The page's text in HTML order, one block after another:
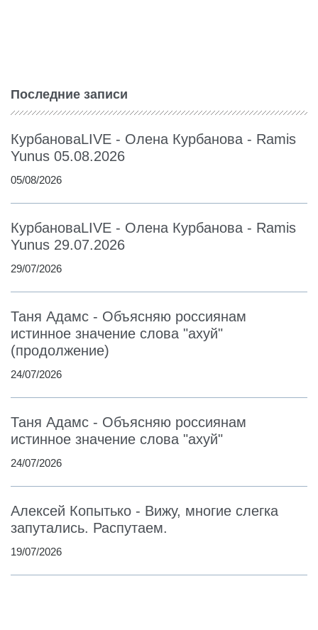
Последние записи
КурбановаLIVE - Олена Курбанова - Ramis
Yunus 05.08.2026
05/08/2026
КурбановаLIVE - Олена Курбанова - Ramis
Yunus 29.07.2026
29/07/2026
Таня Адамс - Объясняю россиянам
истинное значение слова "ахуй"
(продолжение)
24/07/2026
Таня Адамс - Объясняю россиянам
истинное значение слова "ахуй"
24/07/2026
Алексей Копытько - Вижу, многие слегка
запутались. Распутаем.
19/07/2026